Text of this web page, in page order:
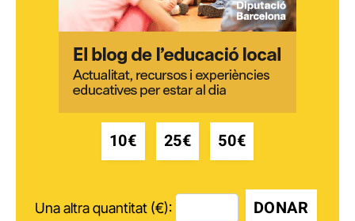
10€ 25€ 50€
Una altra quantitat (€): DONAR